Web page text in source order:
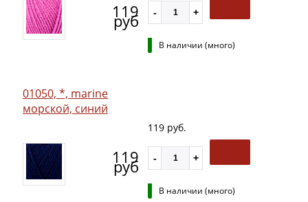
119
руб
В наличии (много)
01050, *, marine
морской, синий
119
руб
119 руб.
В наличии (много)